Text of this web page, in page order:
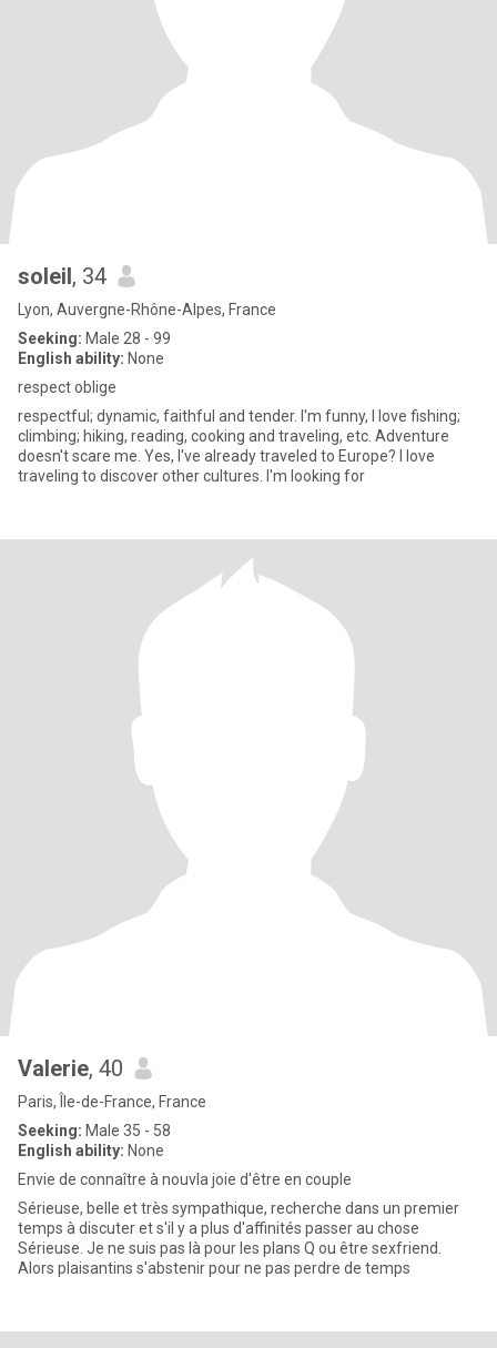
soleil, 34
Lyon, Auvergne-Rhône-Alpes, France
Seeking: Male 28 - 99
English ability: None
respect oblige
respectful; dynamic, faithful and tender. I'm funny, I love fishing;
climbing; hiking, reading, cooking and traveling, etc. Adventure
doesn't scare me. Yes, I've already traveled to Europe? I love
traveling to discover other cultures. I'm looking for
Valerie, 40
Paris, Île-de-France, France
Seeking: Male 35 - 58
English ability: None
Envie de connaître à nouvla joie d'être en couple
Sérieuse, belle et très sympathique, recherche dans un premier
temps à discuter et s'il y a plus d'affinités passer au chose
Sérieuse. Je ne suis pas là pour les plans Q ou être sexfriend.
Alors plaisantins s'abstenir pour ne pas perdre de temps